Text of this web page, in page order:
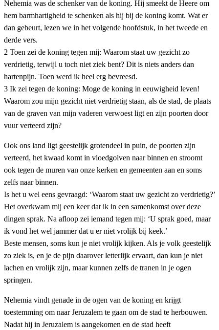
Nehemia was de schenker van de koning. Hij smeekt de Heere om
hem barmhartigheid te schenken als hij bij de koning komt. Wat er
dan gebeurt, lezen we in het volgende hoofdstuk, in het tweede en
derde vers.
2 Toen zei de koning tegen mij: Waarom staat uw gezicht zo
verdrietig, terwijl u toch niet ziek bent? Dit is niets anders dan
hartenpijn. Toen werd ik heel erg bevreesd.
3 Ik zei tegen de koning: Moge de koning in eeuwigheid leven!
Waarom zou mijn gezicht niet verdrietig staan, als de stad, de plaats
van de graven van mijn vaderen verwoest ligt en zijn poorten door
vuur verteerd zijn?
Ook ons land ligt geestelijk grotendeel in puin, de poorten zijn
verteerd, het kwaad komt in vloedgolven naar binnen en stroomt
ook tegen de muren van onze kerken en gemeenten aan en soms
zelfs naar binnen.
Is het u wel eens gevraagd: ‘Waarom staat uw gezicht zo verdrietig?’
Het overkwam mij een keer dat ik in een samenkomst over deze
dingen sprak. Na afloop zei iemand tegen mij: ‘U sprak goed, maar
ik vond het wel jammer dat u er niet vrolijk bij keek.’
Beste mensen, soms kun je niet vrolijk kijken. Als je volk geestelijk
zo ziek is, en je de pijn daarover letterlijk ervaart, dan kun je niet
lachen en vrolijk zijn, maar kunnen zelfs de tranen in je ogen
springen.
Nehemia vindt genade in de ogen van de koning en krijgt
toestemming om naar Jeruzalem te gaan om de stad te herbouwen.
Nadat hij in Jeruzalem is aangekomen en de stad heeft